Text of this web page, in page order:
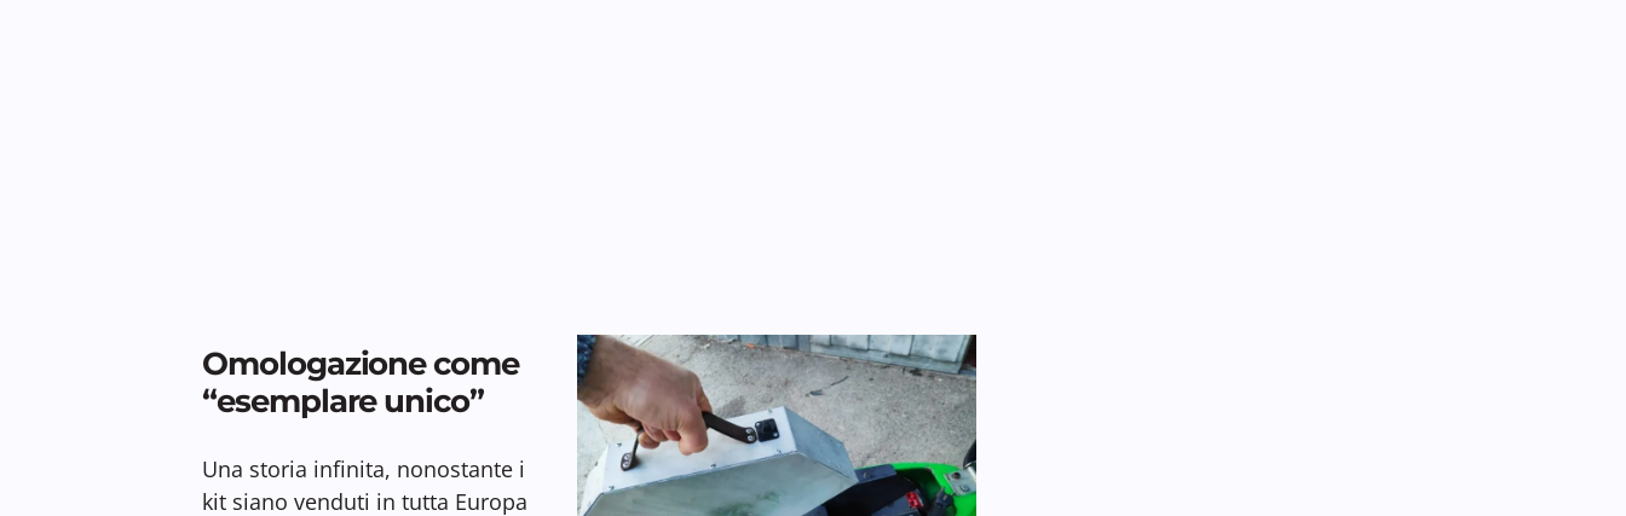
Omologazione come
“esemplare unico”
Una storia infinita, nonostante i
kit siano venduti in tutta Europa